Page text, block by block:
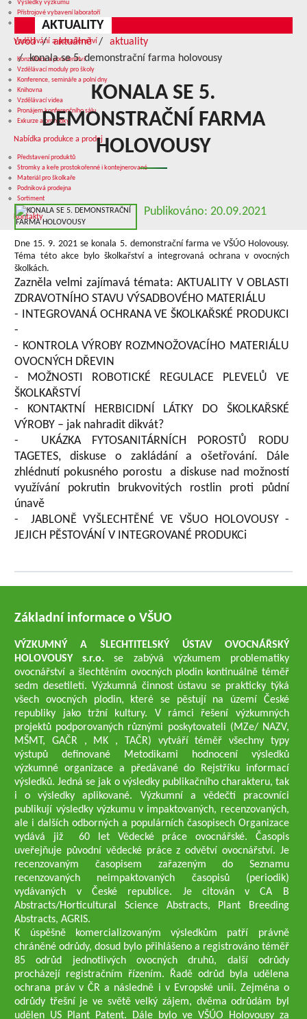
Výsledky výzkumu
Přístrojové vybavení laboratoří
Služby v oblasti výzkumu
Vzdělávání a poradenství
Konzultace a poradenství
Vzdělávací moduly pro školy
Konference, semináře a polní dny
Knihovna
Vzdělávací videa
Pronájem konferenčního sálu
Exkurze a prohlídky
Nabídka produkce a prodej
Představení produktů
Stromky a keře prostokořenné i kontejnerované
Materiál pro školkaře
Podniková prodejna
Sortiment
Kontakty
AKTUALITY
úvod aktuálně
aktuality
konala se 5. demonstrační farma holovousy
KONALA SE 5.
DEMONSTRAČNÍ FARMA
HOLOVOUSY
Publikováno: 20.09.2021
Dne 15. 9. 2021 se konala 5. demonstrační farma ve VŠÚO Holovousy.
Téma této akce bylo školkařství a integrovaná ochrana v ovocných
školkách.
Zazněla velmi zajímavá témata: AKTUALITY V OBLASTI
ZDRAVOTNÍHO STAVU VÝSADBOVÉHO MATERIÁLU
- INTEGROVANÁ OCHRANA VE ŠKOLKAŘSKÉ PRODUKCI
-
- KONTROLA VÝROBY ROZMNOŽOVACÍHO MATERIÁLU
OVOCNÝCH DŘEVIN
- MOŽNOSTI ROBOTICKÉ REGULACE PLEVELŮ VE
ŠKOLKAŘSTVÍ
- KONTAKTNÍ HERBICIDNÍ LÁTKY DO ŠKOLKAŘSKÉ
VÝROBY – jak nahradit dikvát?
- UKÁZKA FYTOSANITÁRNÍCH POROSTŮ RODU
TAGETES, diskuse o zakládání a ošetřování. Dále
zhlédnutí pokusného porostu a diskuse nad možností
využívání pokrutin brukvovitých rostlin proti půdní
únavě
- JABLONĚ VYŠLECHTĚNÉ VE VŠUO HOLOVOUSY -
JEJICH PĚSTOVÁNÍ V INTEGROVANÉ PRODUKCi
Základní informace o VŠUO
VÝZKUMNÝ A ŠLECHTITELSKÝ ÚSTAV OVOCNÁŘSKÝ
HOLOVOUSY s.r.o.se zabývá výzkumem problematiky
ovocnářství a šlechtěním ovocných plodin kontinuálně téměř
sedm desetiletí. Výzkumná činnost ústavu se prakticky týká
všech ovocných plodin, které se pěstují na území České
republiky jako tržní kultury. V rámci řešení výzkumných
projektů podporovaných různými poskytovateli (MZe/ NAZV,
MŠMT, GAČR , MK , TAČR) vytváří téměř všechny typy
výstupů definované Metodikami hodnocení výsledků
výzkumné organizace a předávané do Rejstříku informací
výsledků. Jedná se jak o výsledky publikačního charakteru, tak
i o výsledky aplikované. Výzkumní a vědečtí pracovníci
publikují výsledky výzkumu v impaktovaných, recenzovaných,
ale i dalších odborných a populárních časopisech Organizace
vydává již 60 let Vědecké práce ovocnářské. Časopis
uveřejňuje původní vědecké práce z odvětví ovocnářství. Je
recenzovaným časopisem zařazeným do Seznamu
recenzovaných neimpaktovaných časopisů (periodik)
vydávaných v České republice. Je citován v CA B
Abstracts/Horticultural Science Abstracts, Plant Breeding
Abstracts, AGRIS.
K úspěšně komercializovaným výsledkům patří právně
chráněné odrůdy, dosud bylo přihlášeno a registrováno téměř
85 odrůd jednotlivých ovocných druhů, další odrůdy
procházejí registračním řízením. Řadě odrůd byla udělena
ochrana práv v ČR a následně i v Evropské unii. Zejména o
odrůdy třešní je ve světě velký zájem, dvěma odrůdám byl
udělen US Plant Patent. Dále bylo ve VŠÚO Holovousy za